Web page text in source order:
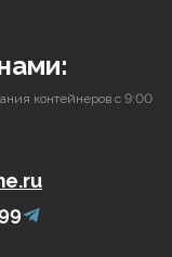
контейнеров с 9:00